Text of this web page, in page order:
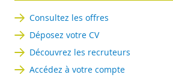
Consultez les offres
Déposez votre CV
Découvrez les recruteurs
Accédez à votre compte